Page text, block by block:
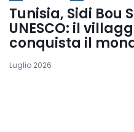
Tunisia, Sidi Bou
UNESCO: il
conquista il
Luglio 2026